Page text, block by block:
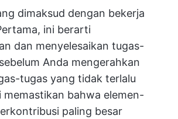
dimaksud dengan bekerja
ini berarti
dan menyelesaikan tugas-
Anda mengerahkan
tugas yang tidak terlalu
memastikan bahwa elemen-
paling besar